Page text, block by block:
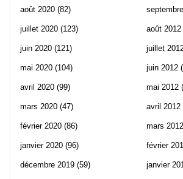
août 2020 (82)
juillet 2020 (123)
juin 2020 (121)
mai 2020 (104)
avril 2020 (99)
mars 2020 (47)
février 2020 (86)
janvier 2020 (96)
décembre 2019 (59)
août 2012
juillet
juin 2012
mai 2012
avril 2012
mars 2012
février
janvier